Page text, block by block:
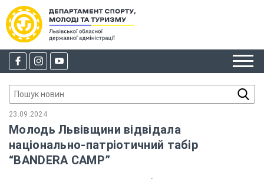
23.09.2024
Молодь Львівщини відвідала
національно-патріотичний табір
“BANDERA CAMP”